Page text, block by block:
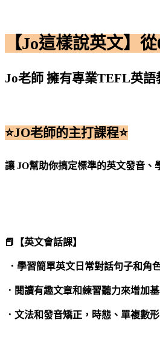
【Jo這樣說英文】
Jo老師 擁有專業TEFL英
⭐️JO老師的主打課程⭐️
讓 JO幫助你搞定標準的英文發音、
📕【英文會話課】
．學習簡單英文日常對話句子和角
．閱讀有趣文章和練習聽力來增加
．文法和發音矯正，時態、單複數